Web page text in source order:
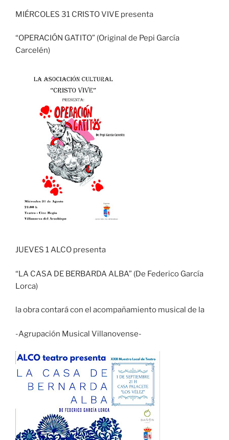
MIÉRCOLES 31 CRISTO VIVE presenta
“OPERACIÓN GATITO” (Original de Pepi García
Carcelén)
JUEVES 1 ALCO presenta
“LA CASA DE BERBARDA ALBA” (De Federico García
Lorca)
la obra contará con el acompañamiento musical de la
-Agrupación Musical Villanovense-